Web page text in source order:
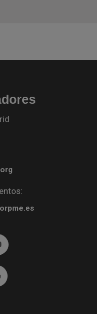
en ventana nueva)
(abre en ventana nueva)
Ir a YouTube (abre en
ventana nueva)
(abre en ventana nueva)
Ir al Blog (abre en ventana
en ventana nueva)